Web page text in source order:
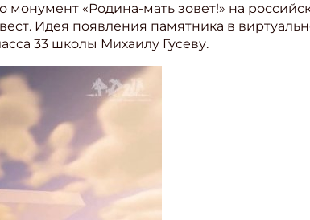
«Родина-мать зовет!» на
Идея появления памятника в
33 школы Михаилу Гусеву.